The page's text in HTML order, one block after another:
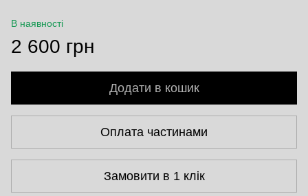
В наявності
2 600 грн
Додати в кошик
Оплата частинами
Замовити в 1 клік